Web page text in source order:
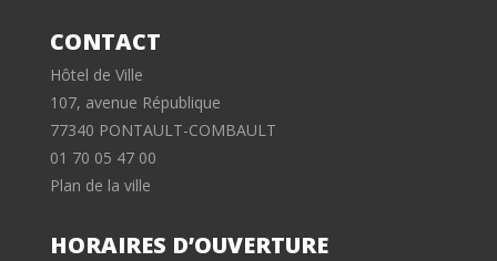
CONTACT
Hôtel de Ville
107, avenue République
77340 PONTAULT-COMBAULT
01 70 05 47 00
Plan de la ville
HORAIRES D’OUVERTURE